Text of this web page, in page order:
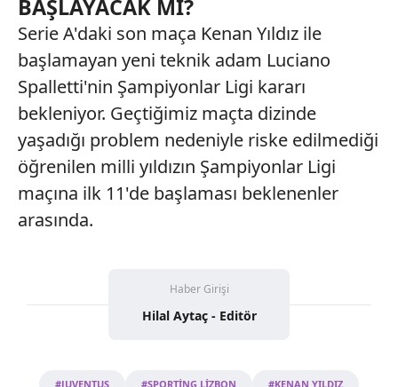
BAŞLAYACAK MI?
Serie A'daki son maça Kenan Yıldız ile
başlamayan yeni teknik adam Luciano
Spalletti'nin Şampiyonlar Ligi kararı
bekleniyor. Geçtiğimiz maçta dizinde
yaşadığı problem nedeniyle riske edilmediği
öğrenilen milli yıldızın Şampiyonlar Ligi
maçına ilk 11'de başlaması beklenenler
arasında.
Haber Girişi
Hilal Aytaç - Editör
#JUVENTUS #SPORTİNG LİZBON #KENAN YILDIZ